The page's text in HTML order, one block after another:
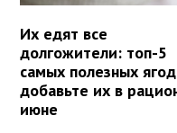
Их едят все
долгожители: топ-5
самых полезных
добавьте их в
июне